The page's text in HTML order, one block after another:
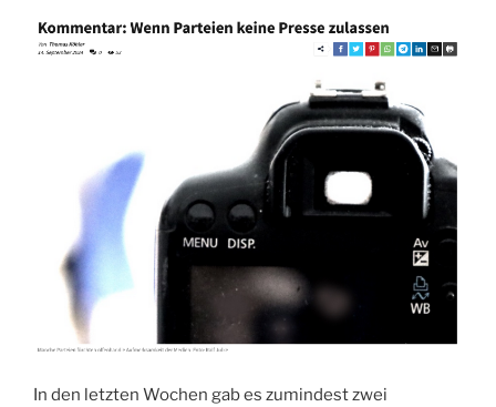
In den letzten Wochen gab es zumindest zwei